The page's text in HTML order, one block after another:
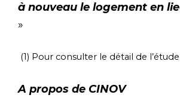
à nouveau le logement en
»
(1) Pour consulter le détail de
A propos de CINOV